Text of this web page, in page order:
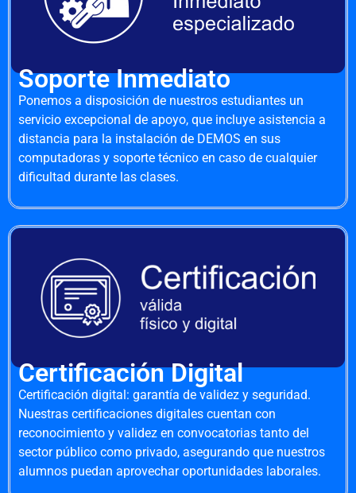
Soporte Inmediato
Ponemos a disposición de nuestros estudiantes un
servicio excepcional de apoyo, que incluye asistencia a
distancia para la instalación de DEMOS en sus
computadoras y soporte técnico en caso de cualquier
dificultad durante las clases.
Certificación Digital
Certificación digital: garantía de validez y seguridad.
Nuestras certificaciones digitales cuentan con
reconocimiento y validez en convocatorias tanto del
sector público como privado, asegurando que nuestros
alumnos puedan aprovechar oportunidades laborales.